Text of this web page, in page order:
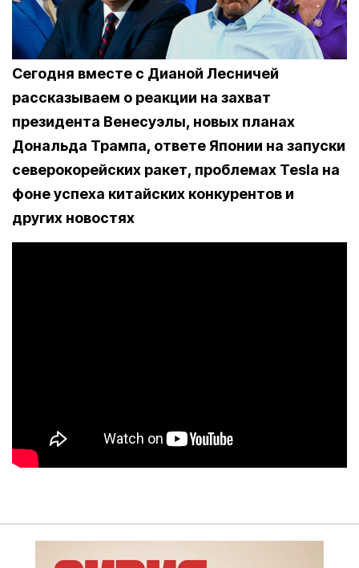
Сегодня вместе с Дианой Лесничей
рассказываем о реакции на захват
президента Венесуэлы, новых планах
Дональда Трампа, ответе Японии на запуски
северокорейских ракет, проблемах Tesla на
фоне успеха китайских конкурентов и
других новостях